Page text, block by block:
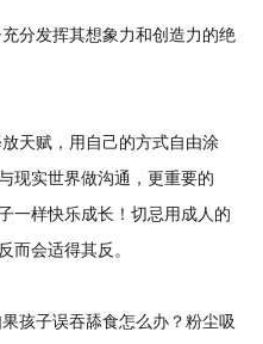
分发挥其想象力和创造力的绝
天赋，用自己的方式自由涂
现实世界做沟通，更重要的
一样快乐成长！切忌用成人的
而会适得其反。
孩子误吞舔食怎么办？粉尘吸